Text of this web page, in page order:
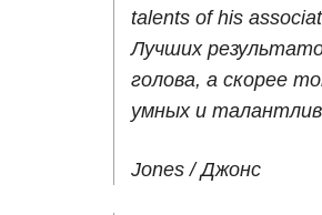
talents of his
Лучших
голова, а скорее
умных и
Jones / Джонс